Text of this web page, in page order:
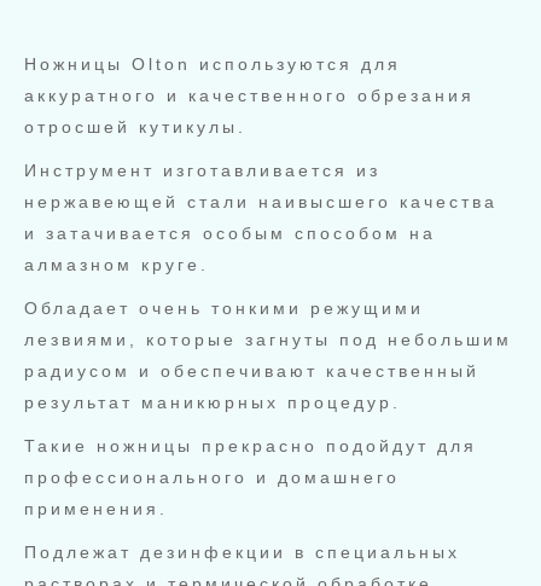
Ножницы Olton используются для
аккуратного и качественного обрезания
отросшей кутикулы.
Инструмент изготавливается из
нержавеющей стали наивысшего качества
и затачивается особым способом на
алмазном круге.
Обладает очень тонкими режущими
лезвиями, которые загнуты под небольшим
радиусом и обеспечивают качественный
результат маникюрных процедур.
Такие ножницы прекрасно подойдут для
профессионального и домашнего
применения.
Подлежат дезинфекции в специальных